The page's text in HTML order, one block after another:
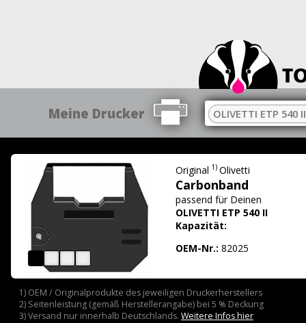
Meine Drucker OLIVETTI ETP 540 II
Original 1) Olivetti
Carbonband
passend für Deinen
OLIVETTI ETP 540 II
Kapazität:
OEM-Nr.: 82025
1) OEM / Originalprodukte des jeweiligen Druckerherstellers
2) Seitenleistung (gemäß Herstellerangabe) bei 5 % Deckung
3) Versand nur innerhalb Deutschlands. Weitere Infos hier